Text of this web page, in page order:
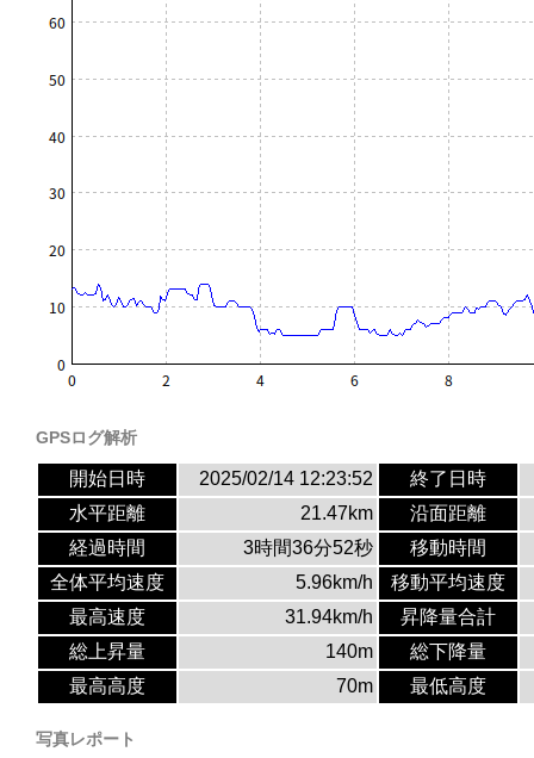
GPSログ解析
開始日時 2025/02/14 12:23:52
終了日時
水平距離
21.47km
沿面距離
経過時間
3時間36分52秒
移動時間
全体平均速度
5.96km/h
移動平均速度
最高速度
31.94km/h
昇降量合計
総上昇量
140m
総下降量
最高高度
70m 最低高度
写真レポート